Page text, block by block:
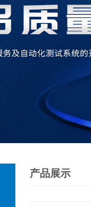
产品展示